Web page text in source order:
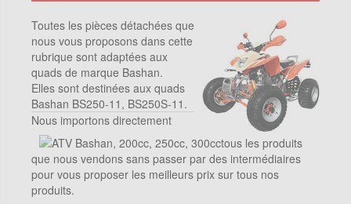
Toutes les pièces détachées que
nous vous proposons dans cette
rubrique sont adaptées aux
quads de marque Bashan.
Elles sont destinées aux quads
Bashan BS250-11, BS250S-11.
Nous importons directement
tous les produits
que nous vendons sans passer par des intermédiaires
pour vous proposer les meilleurs prix sur tous nos
produits.